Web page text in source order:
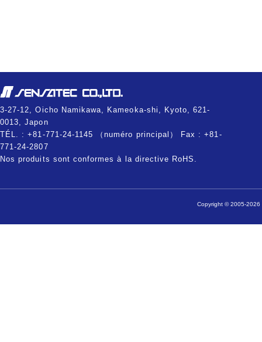
3-27-12, Oicho Namikawa, Kameoka-shi, Kyoto, 621-
0013, Japon
TÉL. : +81-771-24-1145 （numéro principal） Fax : +81-
771-24-2807
Nos produits sont conformes à la directive RoHS.
Copyright © 2005-2026